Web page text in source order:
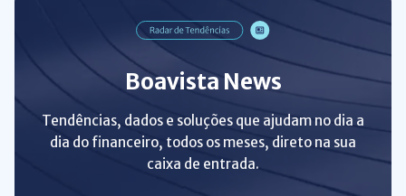
Boavista News
Tendências, dados e soluções que ajudam no dia a
dia do financeiro, todos os meses, direto na sua
caixa de entrada.